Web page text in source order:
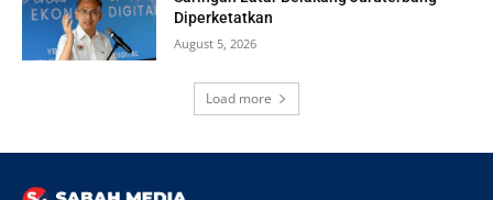
Diperketatkan
August 5, 2026
Load more